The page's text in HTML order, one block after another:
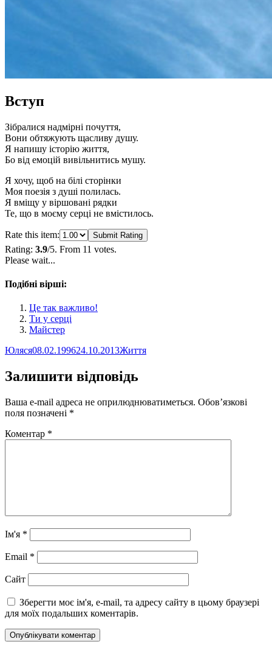
Вступ
Зібралися надмірні почуття,
Вони обтяжують щасливу душу.
Я напишу історію життя,
Бо від емоцій вивільнитись мушу.
Я хочу, щоб на білі сторінки
Моя поезія з душі полилась.
Я вміщу у віршовані рядки
Те, що в моєму серці не вмістилось.
Rate this item: Submit Rating
Rating: 3.9/5. From 11 votes.
Please wait...
Подібні вірші:
Це так важливо!
Ти у серці
Майстер
Автор
ЮлясяОприлюднено
08.02.199624.10.2013Категорії
Життя
Залишити відповідь
Ваша e-mail адреса не оприлюднюватиметься. Обов’язкові
поля позначені *
Коментар *
Ім'я *
Email *
Сайт
Зберегти моє ім'я, e-mail, та адресу сайту в цьому браузері
для моїх подальших коментарів.